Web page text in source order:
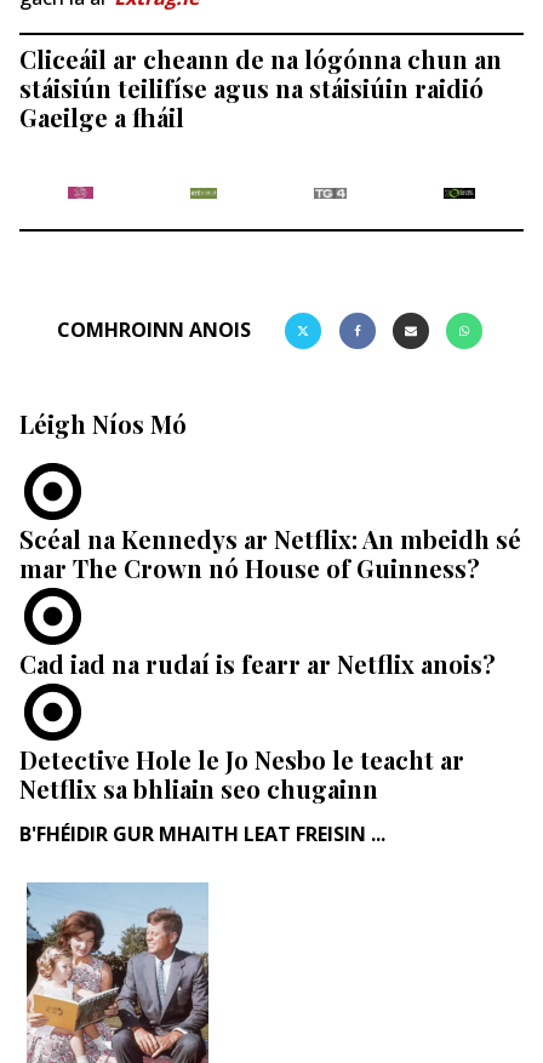
Cliceáil ar cheann de na lógónna chun an
stáisiún teilifíse agus na stáisiúin raidió
Gaeilge a fháil
COMHROINN ANOIS
Léigh Níos Mó
Scéal na Kennedys ar Netflix: An mbeidh sé
mar The Crown nó House of Guinness?
Cad iad na rudaí is fearr ar Netflix anois?
Detective Hole le Jo Nesbo le teacht ar
Netflix sa bhliain seo chugainn
B'FHÉIDIR GUR MHAITH LEAT FREISIN ...